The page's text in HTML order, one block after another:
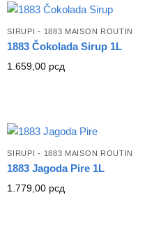
SIRUPI - 1883 MAISON ROUTIN
1883 Čokolada Sirup 1L
1.659,00 рсд
SIRUPI - 1883 MAISON ROUTIN
1883 Jagoda Pire 1L
1.779,00 рсд